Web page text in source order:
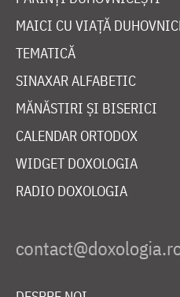
MAICI CU VIAȚĂ
TEMATICĂ
SINAXAR ALFABETIC
MĂNĂSTIRI ȘI BISERICI
CALENDAR ORTODOX
WIDGET DOXOLOGIA
RADIO DOXOLOGIA